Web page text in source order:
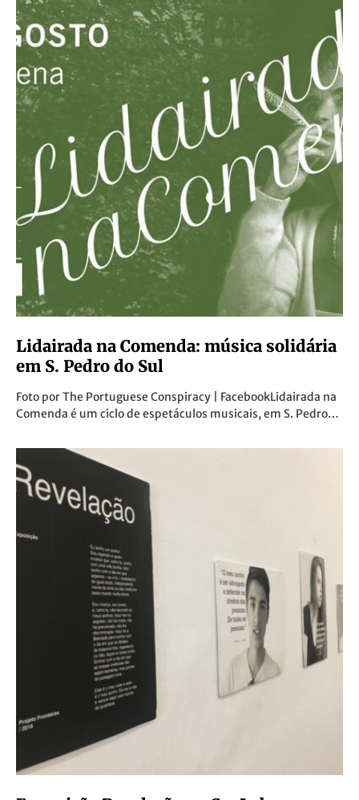
Lidairada na Comenda: música solidária
em S. Pedro do Sul
Foto por The Portuguese Conspiracy‎ | FacebookLidairada na
Comenda é um ciclo de espetáculos musicais, em S. Pedro…